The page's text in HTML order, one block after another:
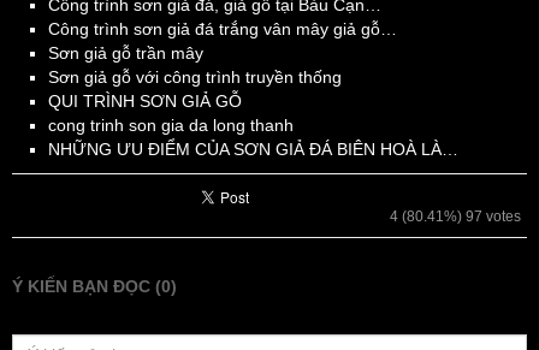
Công trình sơn giả đá, giả gỗ tại Bàu Cạn…
Công trình sơn giả đá trắng vân mây giả gỗ…
Sơn giả gỗ trần mây
Sơn giả gỗ với công trình truyền thống
QUI TRÌNH SƠN GIẢ GỖ
cong trinh son gia da long thanh
NHỮNG ƯU ĐIỂM CỦA SƠN GIẢ ĐÁ BIÊN HOÀ LÀ…
4(80.41%) 97 votes
Ý KIẾN BẠN ĐỌC (0)